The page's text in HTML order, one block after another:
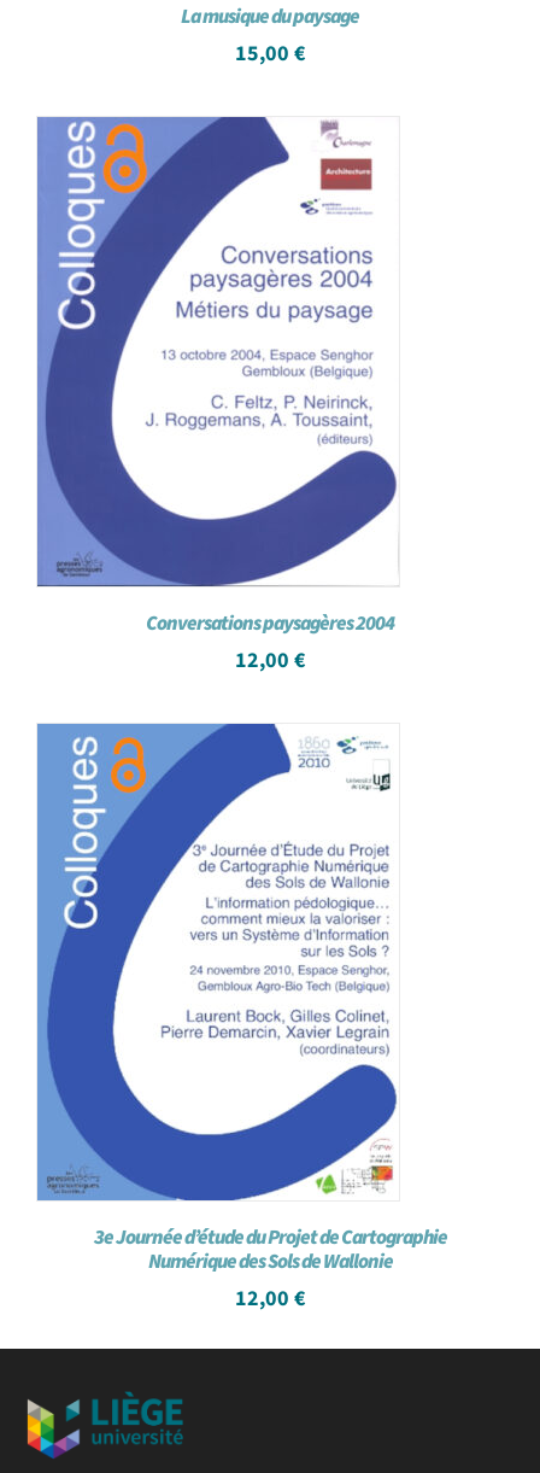
La musique du paysage
15,00 €
Conversations paysagères 2004
12,00 €
3e Journée d’étude du Projet de Cartographie
Numérique des Sols de Wallonie
12,00 €